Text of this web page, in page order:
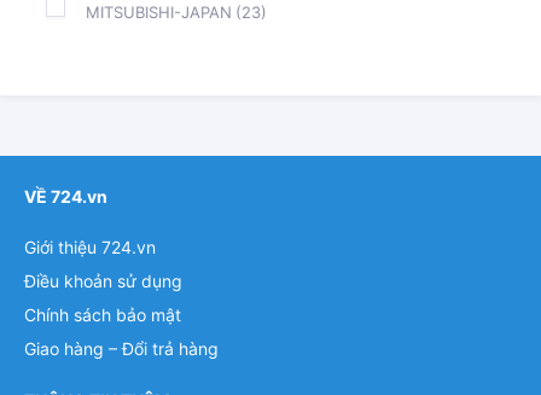
MITSUBISHI-JAPAN (23)
VỀ 724.vn
Giới thiệu 724.vn
Điều khoản sử dụng
Chính sách bảo mật
Giao hàng – Đổi trả hàng